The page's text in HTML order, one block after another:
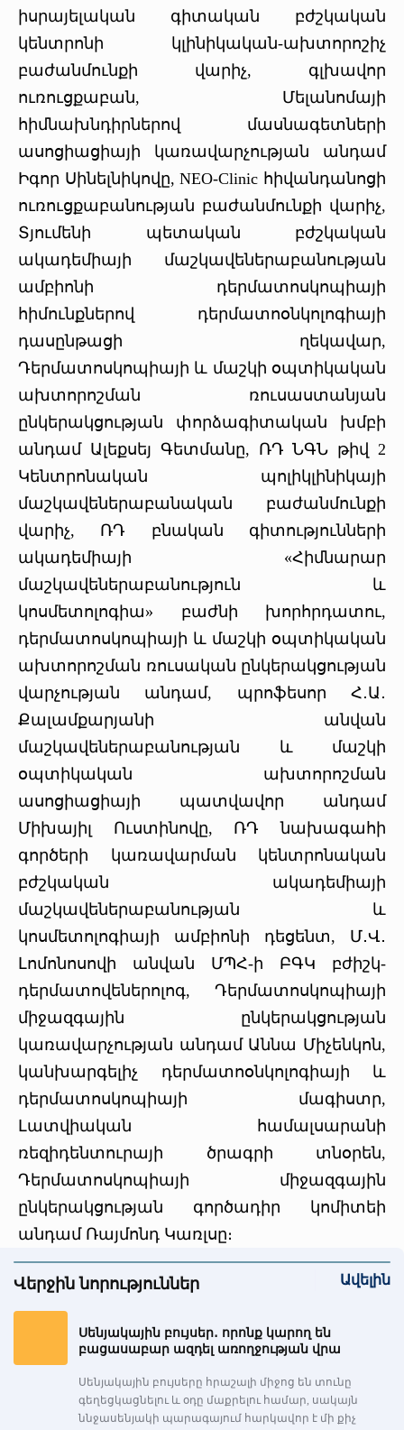
իսրայելական գիտական բժշկական
կենտրոնի կլինիկական-ախտորոշիչ
բաժանմունքի վարիչ, գլխավոր
ուռուցքաբան, Մելանոմայի
հիմնախնդիրներով մասնագետների
ասոցիացիայի կառավարչության անդամ
Իգոր Սինելնիկովը, NEO-Clinic հիվանդանոցի
ուռուցքաբանության բաժանմունքի վարիչ,
Տյումենի պետական բժշկական
ակադեմիայի մաշկավեներաբանության
ամբիոնի դերմատոսկոպիայի
հիմունքներով դերմատոօնկոլոգիայի
դասընթացի ղեկավար,
Դերմատոսկոպիայի և մաշկի օպտիկական
ախտորոշման ռուսաստանյան
ընկերակցության փորձագիտական խմբի
անդամ Ալեքսեյ Գետմանը, ՌԴ ՆԳՆ թիվ 2
Կենտրոնական պոլիկլինիկայի
մաշկավեներաբանական բաժանմունքի
վարիչ, ՌԴ բնական գիտությունների
ակադեմիայի «Հիմնարար
մաշկավեներաբանություն և
կոսմետոլոգիա» բաժնի խորհրդատու,
դերմատոսկոպիայի և մաշկի օպտիկական
ախտորոշման ռուսական ընկերակցության
վարչության անդամ, պրոֆեսոր Հ․Ա․
Քալամքարյանի անվան
մաշկավեներաբանության և մաշկի
օպտիկական ախտորոշման
ասոցիացիայի պատվավոր անդամ
Միխայիլ Ուստինովը, ՌԴ նախագահի
գործերի կառավարման կենտրոնական
բժշկական ակադեմիայի
մաշկավեներաբանության և
կոսմետոլոգիայի ամբիոնի դեցենտ, Մ․Վ․
Լոմոնոսովի անվան ՄՊՀ-ի ԲԳԿ բժիշկ-
դերմատովեներոլոգ, Դերմատոսկոպիայի
միջազգային ընկերակցության
կառավարչության անդամ Աննա Միչենկոն,
կանխարգելիչ դերմատոօնկոլոգիայի և
դերմատոսկոպիայի մագիստր,
Լատվիական համալսարանի
ռեզիդենտուրայի ծրագրի տնօրեն,
Դերմատոսկոպիայի միջազգային
ընկերակցության գործադիր կոմիտեի
անդամ Ռայմոնդ Կառլսը։
Վերջին նորություններ Ավելին
Սենյակային բույսեր․ որոնք կարող են
բացասաբար ազդել առողջության վրա
Սենյակային բույսերը հրաշալի միջոց են տունը
գեղեցկացնելու և օդը մաքրելու համար, սակայն
ննջասենյակի պարագայում հարկավոր է մի քիչ